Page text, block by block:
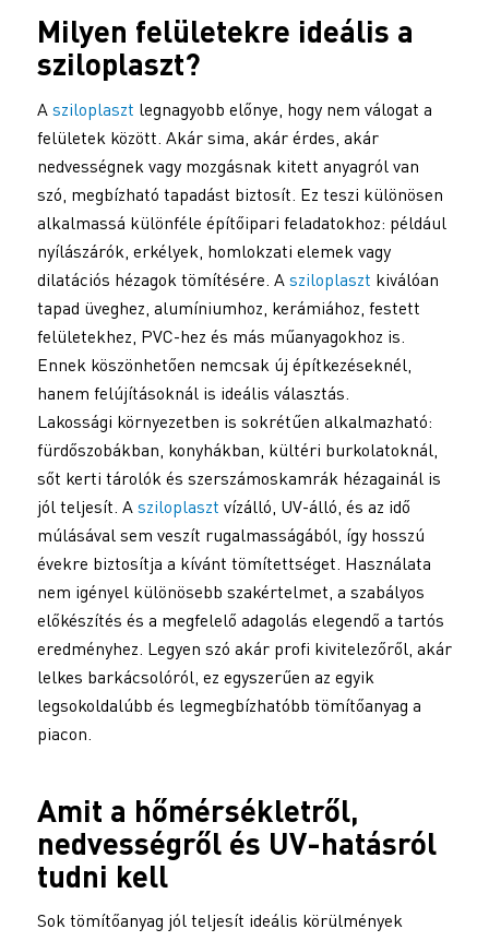
Milyen felületekre ideális a
sziloplaszt?
A sziloplaszt legnagyobb előnye, hogy nem válogat a
felületek között. Akár sima, akár érdes, akár
nedvességnek vagy mozgásnak kitett anyagról van
szó, megbízható tapadást biztosít. Ez teszi különösen
alkalmassá különféle építőipari feladatokhoz: például
nyílászárók, erkélyek, homlokzati elemek vagy
dilatációs hézagok tömítésére. A sziloplaszt kiválóan
tapad üveghez, alumíniumhoz, kerámiához, festett
felületekhez, PVC-hez és más műanyagokhoz is.
Ennek köszönhetően nemcsak új építkezéseknél,
hanem felújításoknál is ideális választás.
Lakossági környezetben is sokrétűen alkalmazható:
fürdőszobákban, konyhákban, kültéri burkolatoknál,
sőt kerti tárolók és szerszámoskamrák hézagainál is
jól teljesít. A sziloplaszt vízálló, UV-álló, és az idő
múlásával sem veszít rugalmasságából, így hosszú
évekre biztosítja a kívánt tömítettséget. Használata
nem igényel különösebb szakértelmet, a szabályos
előkészítés és a megfelelő adagolás elegendő a tartós
eredményhez. Legyen szó akár profi kivitelezőről, akár
lelkes barkácsolóról, ez egyszerűen az egyik
legsokoldalúbb és legmegbízhatóbb tömítőanyag a
piacon.
Amit a hőmérsékletről,
nedvességről és UV-hatásról
tudni kell
Sok tömítőanyag jól teljesít ideális körülmények